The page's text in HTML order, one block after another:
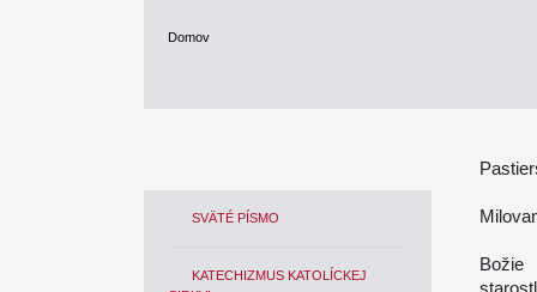
Domov
SVÄTÉ PÍSMO
KATECHIZMUS KATOLÍCKEJ
Božie